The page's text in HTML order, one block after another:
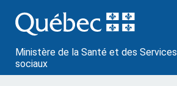
au
contenu
Ministère de la Santé et des Services
sociaux